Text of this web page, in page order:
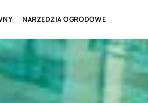
NARZĘDZIA OGRODOWE